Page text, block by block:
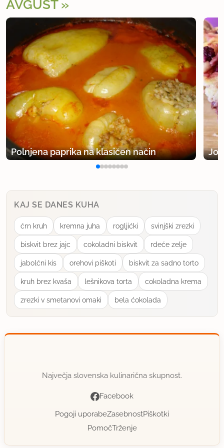
AVGUST
Polnjena paprika na klasičen način
KAJ SE DANES KUHA
ćrn kruh kremna juha rogljićki svinjški zrezki
biskvit brez jajc cokoladni biskvit rdeće zelje
jabolćni kis orehovi piškoti biskvit za sadno torto
kruh brez kvaša lešnikova torta cokoladna krema
zrezki v smetanovi omaki bela ćokolada
Največja slovenska kulinarična skupnost.
Facebook
Pogoji uporabeZasebnostPiškotki
PomočTrženje